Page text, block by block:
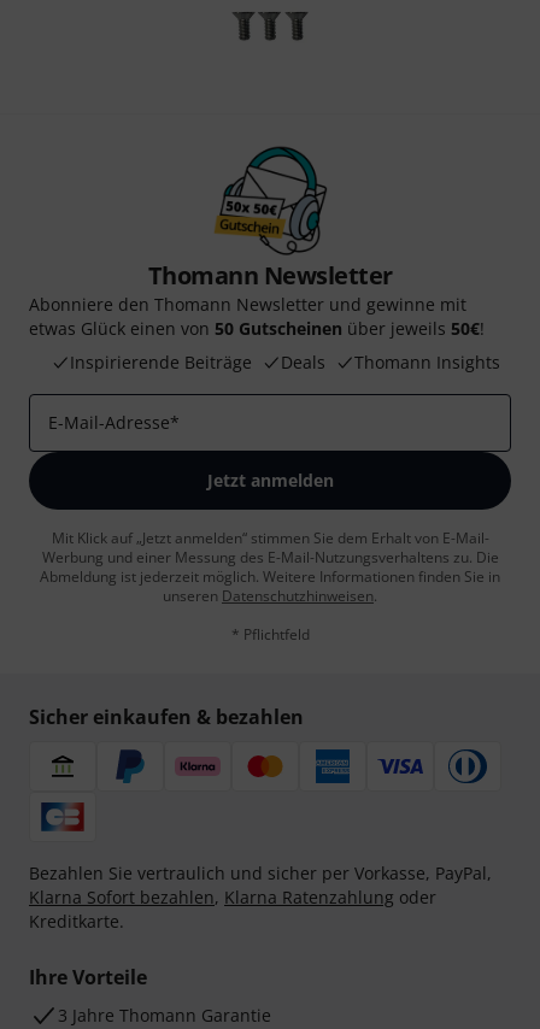
Thomann Newsletter
Abonniere den Thomann Newsletter und gewinne mit
etwas Glück einen von 50 Gutscheinen über jeweils 50€!
Inspirierende Beiträge
Deals Thomann Insights
E-Mail-Adresse*
Jetzt anmelden
Mit Klick auf „Jetzt anmelden“ stimmen Sie dem Erhalt von E-Mail-
Werbung und einer Messung des E-Mail-Nutzungsverhaltens zu. Die
Abmeldung ist jederzeit möglich. Weitere Informationen finden Sie in
unseren Datenschutzhinweisen.
* Pflichtfeld
Sicher einkaufen & bezahlen
Bezahlen Sie vertraulich und sicher per Vorkasse, PayPal,
Klarna Sofort bezahlen, Klarna Ratenzahlung oder
Kreditkarte.
Ihre Vorteile
3 Jahre Thomann Garantie